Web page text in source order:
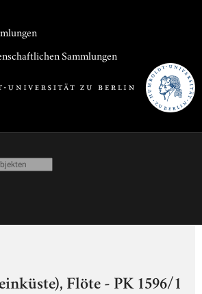
Sammlungen
Flöte - PK 1596/1